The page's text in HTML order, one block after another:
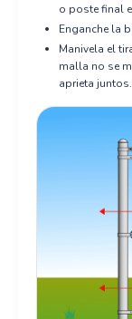
o poste final
Enganche la
Manivela el
malla no se
aprieta juntos.